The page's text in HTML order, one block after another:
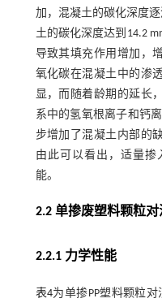
加，混凝土的碳化深度
土的碳化深度达到14.2
导致其填充作用增加，
氧化碳在混凝土中的渗
显，而随着龄期的延长
系中的氢氧根离子和钙
步增加了混凝土内部的
由此可以看出，适量
能。
2.2 单掺废塑料颗粒
2.2.1 力学性能
表4为单掺PP塑料颗粒